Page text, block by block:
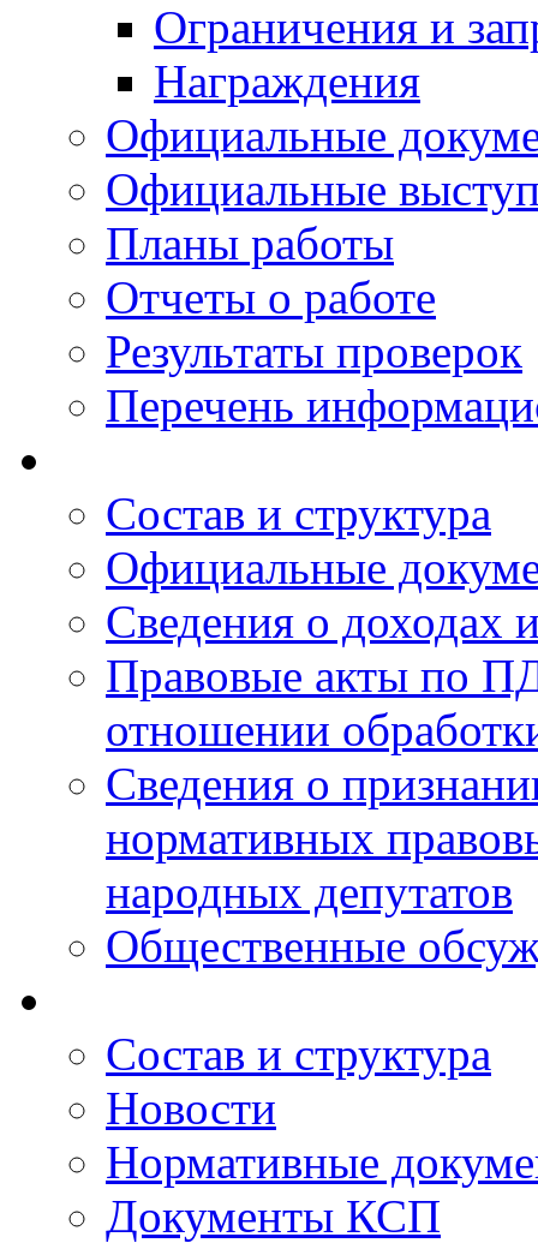
Ограничения и
Награждения
Официальные
Официальные
Планы работы
Отчеты о работе
Результаты проверок
Перечень
Состав и структура
Официальные
Сведения о доходах
Правовые акты по
отношении
Сведения о
нормативных
народных депутатов
Общественные
Состав и структура
Новости
Нормативные
Документы КСП